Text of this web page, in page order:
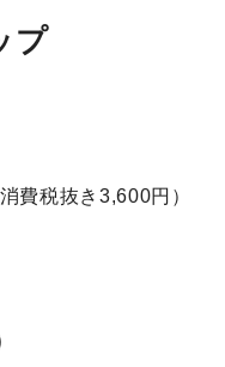
プ
消費税抜き3,600円）